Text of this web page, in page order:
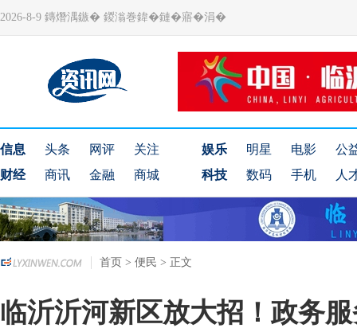
2026-8-9 鏄熸湡鏃� 鍐滃巻鍏�鏈�寤�涓�
信息 头条 网评
关注
财经
商讯 金融 商城
娱乐 明星 电影
公
科技
数码 手机 人
首页 > 便民 > 正文
临沂沂河新区放大招！政务